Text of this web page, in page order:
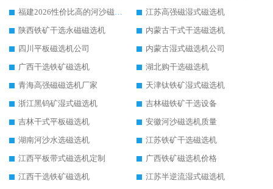
江苏高强磁湿式磁选机
陕西铁矿干选永磁磁选机
内蒙古干式干选磁选机
四川平板磁选机公司
内蒙古湿式磁选机公司
广西干选铁矿磁选机
湖北购干选磁选机
青海高强磁磁选机厂家
天津钛铁矿湿式磁选机
浙江黑钨矿湿式磁选机
吉林磁铁矿干选设备
吉林干式平板磁选机
安徽河沙磁选机质量
湖南河沙水选磁选机
江苏铁矿干选磁选机
江西平板带式磁选机定制
广西铁矿磁选机价格
江西干选铁矿磁选机
江苏半逆流湿式磁选机